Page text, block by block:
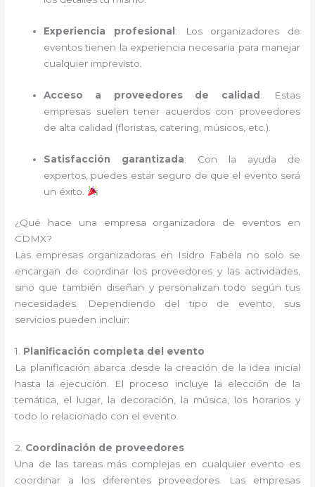
Experiencia profesional : Los organizadores de
eventos tienen la experiencia necesaria para manejar
cualquier imprevisto.
Acceso a proveedores de calidad : Estas
empresas suelen tener acuerdos con proveedores
de alta calidad (floristas, catering, músicos, etc.).
Satisfacción garantizada: Con la ayuda de
expertos, puedes estar seguro de que el evento será
un éxito.
¿Qué hace una empresa organizadora de eventos en
CDMX?
Las empresas organizadoras en Isidro Fabela no solo se
encargan de coordinar los proveedores y las actividades,
sino que también diseñan y personalizan todo según tus
necesidades. Dependiendo del tipo de evento, sus
servicios pueden incluir:
1. Planificación completa del evento
La planificación abarca desde la creación de la idea inicial
hasta la ejecución. El proceso incluye la elección de la
temática, el lugar, la decoración, la música, los horarios y
todo lo relacionado con el evento.
2. Coordinación de proveedores
Una de las tareas más complejas en cualquier evento es
coordinar a los diferentes proveedores. Las empresas